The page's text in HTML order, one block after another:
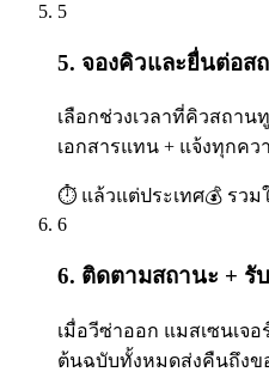
5
5. จองคิวและยื่นต่อส
เลือกช่วงเวลาที่คิวสถา
เอกสารแทน + แจ้งทุกคว
⏱ แล้วแต่ประเทศ💰 รวม
6
6. ติดตามสถานะ + รั
เมื่อวีซ่าออก แมสเซนเจ
ต้นฉบับทั้งหมดส่งคืนถึงข